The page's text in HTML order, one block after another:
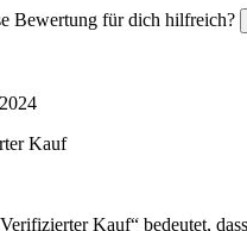
Bewertung für dich hilfreich?
Kauf
Kauf“ bedeutet,